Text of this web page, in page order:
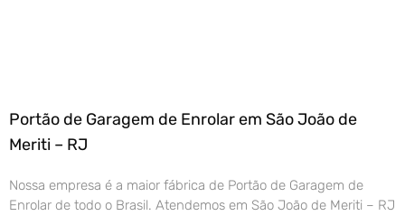
Portão de Garagem de Enrolar em São João de
Meriti – RJ
Nossa empresa é a maior fábrica de Portão de Garagem de
Enrolar de todo o Brasil. Atendemos em São João de Meriti – RJ